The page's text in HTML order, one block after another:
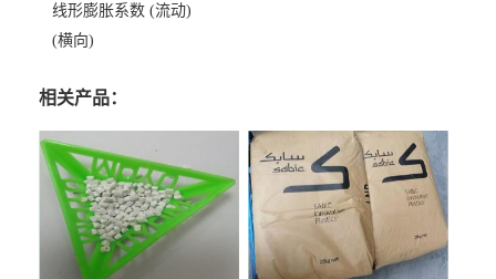
线形膨胀系数 (流动)
(横向)
相关产品：